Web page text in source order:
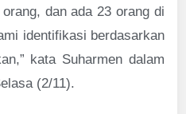
dan ada 23 orang di
identifikasi berdasarkan
kata Suharmen dalam
(2/11).